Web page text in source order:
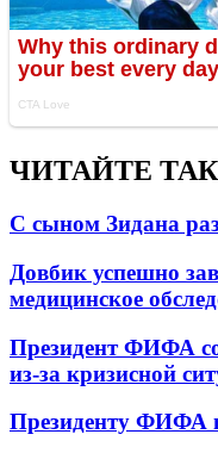
ЧИТАЙТЕ
С сыном Зидана
Довбик успешно
медицинское
Президент ФИФА
из-за кризисной
Президенту ФИФА